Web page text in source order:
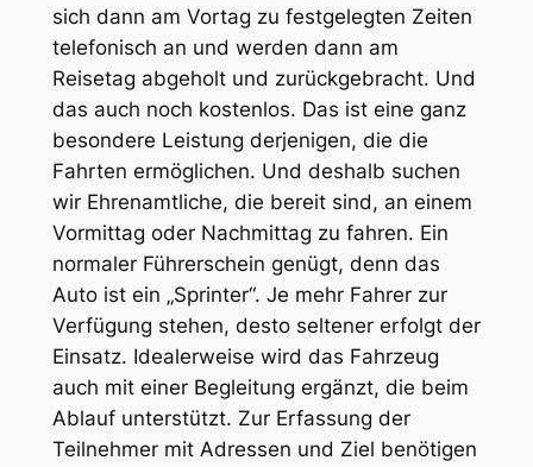
sich dann am Vortag zu festgelegten Zeiten
telefonisch an und werden dann am
Reisetag abgeholt und zurückgebracht. Und
das auch noch kostenlos. Das ist eine ganz
besondere Leistung derjenigen, die die
Fahrten ermöglichen. Und deshalb suchen
wir Ehrenamtliche, die bereit sind, an einem
Vormittag oder Nachmittag zu fahren. Ein
normaler Führerschein genügt, denn das
Auto ist ein „Sprinter“. Je mehr Fahrer zur
Verfügung stehen, desto seltener erfolgt der
Einsatz. Idealerweise wird das Fahrzeug
auch mit einer Begleitung ergänzt, die beim
Ablauf unterstützt. Zur Erfassung der
Teilnehmer mit Adressen und Ziel benötigen